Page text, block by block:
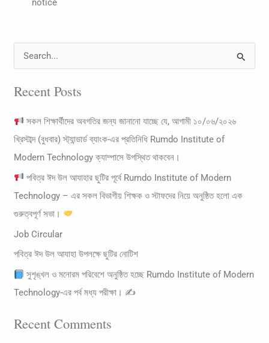
notice
a
Recent Posts
সকল শিক্ষার্থীদের অবগতির জন্য জানানো যাচ্ছে যে, আগামী ১০/০৬/২০২৬
খ্রিস্টাব্দ (বুধবার) স্ট্যান্ডার্ড ব্যাংক-এর প্রতিনিধি Rumdo Institute of
Modern Technology ক্যাম্পাসে উপস্থিত থাকবেন।
পবিত্র ঈদ উল আযাহার ছুটির পূর্বে Rumdo Institute of Modern
Technology – এর সকল বিভাগীয় শিক্ষক ও স্টাফদের নিয়ে অনুষ্ঠিত হলো এক
গুরুত্বপূর্ণ সভা।
Job Circular
পবিত্র ঈদ উল আযাহা উপলক্ষে ছুটির নোটিশ
সুশৃঙ্খল ও মনোরম পরিবেশে অনুষ্ঠিত হচ্ছে Rumdo Institute of Modern
Technology-এর পর্ব মধ্য পরীক্ষা। ✍
Recent Comments